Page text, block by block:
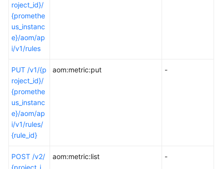
roject_id}/
{promethe
us_instanc
e}/aom/ap
i/v1/rules
PUT /v1/{p
roject_id}/
{promethe
us_instanc
e}/aom/ap
i/v1/rules/
{rule_id}
aom:metric:put -
POST /v2/
{project_i
aom:metric:list -